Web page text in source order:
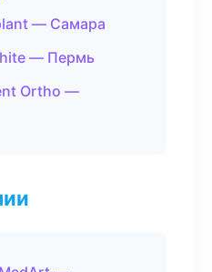
— Самара
— Пермь
Ortho —